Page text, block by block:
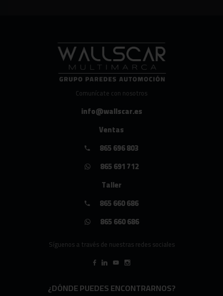
Comunícate con nosotros
info@wallscar.es
Ventas
865 696 803
865 691 712
Taller
865 660 686
865 660 686
Síguenos a través de nuestras redes sociales
¿DÓNDE PUEDES ENCONTRARNOS?